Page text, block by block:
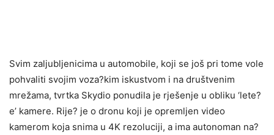
Svim zaljubljenicima u automobile, koji se još pri tome vole
pohvaliti svojim voza?kim iskustvom i na društvenim
mrežama, tvrtka Skydio ponudila je rješenje u obliku ‘lete?
e’ kamere. Rije? je o dronu koji je opremljen video
kamerom koja snima u 4K rezoluciji, a ima autonoman na?